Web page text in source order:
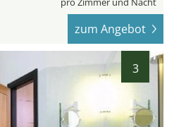
zum Angebot
3